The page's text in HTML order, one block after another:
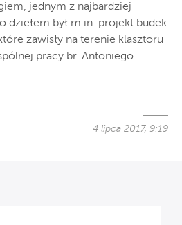
jednym z najbardziej
dziełem był m.in. projekt budek
zawisły na terenie klasztoru
pracy br. Antoniego
4 lipca 2017, 9:19